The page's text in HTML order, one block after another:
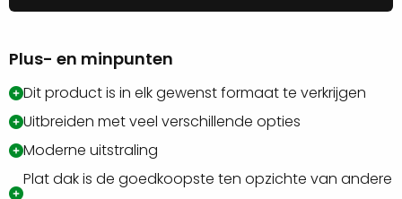
Plus- en minpunten
Dit product is in elk gewenst formaat te verkrijgen
Uitbreiden met veel verschillende opties
Moderne uitstraling
Plat dak is de goedkoopste ten opzichte van andere